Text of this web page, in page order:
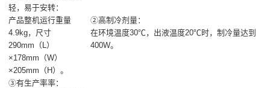
轻，易于安转：
产品整机运行重量
4.9kg，尺寸
290mm（L）
×178mm（W）
×205mm（H）。
②高制冷剂量：
在环境温度30℃，出液温度20℃时，制冷量达到
400W。
③有生产率率：